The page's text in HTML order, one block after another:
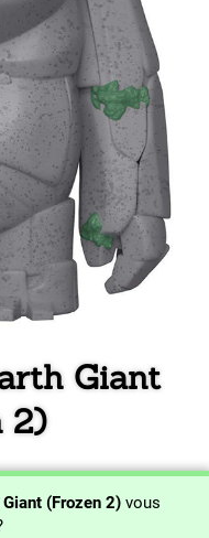
Giant
2)
(Frozen 2)vous